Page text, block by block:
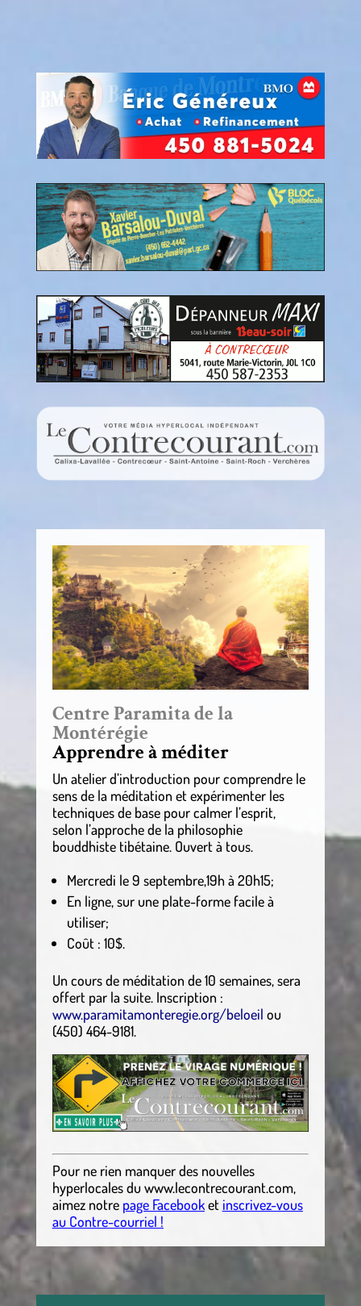
Centre Paramita de la
Montérégie
Apprendre à méditer
Un atelier d’introduction pour comprendre le
sens de la méditation et expérimenter les
techniques de base pour calmer l’esprit,
selon l’approche de la philosophie
bouddhiste tibétaine. Ouvert à tous.
Mercredi le 9 septembre,19h à 20h15;
En ligne, sur une plate-forme facile à
utiliser;
Coût : 10$.
Un cours de méditation de 10 semaines, sera
offert par la suite. Inscription :
www.paramitamonteregie.org/beloeil ou
(450) 464-9181.
Pour ne rien manquer des nouvelles
hyperlocalesdu www.lecontrecourant.com,
aimez notre page Facebooket inscrivez-vous
au Contre-courriel !